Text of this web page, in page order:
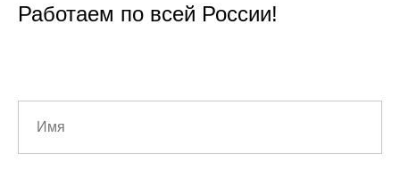
Работаем по всей России!